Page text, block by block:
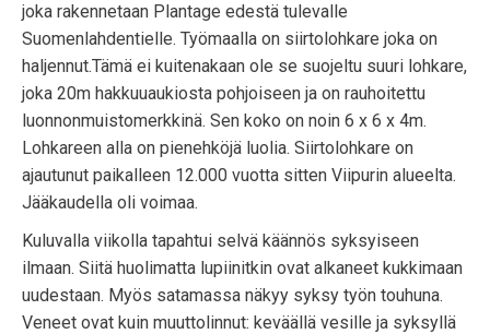
joka rakennetaan Plantage edestä tulevalle
Suomenlahdentielle. Työmaalla on siirtolohkare joka on
haljennut.Tämä ei kuitenakaan ole se suojeltu suuri lohkare,
joka 20m hakkuuaukiosta pohjoiseen ja on rauhoitettu
luonnonmuistomerkkinä. Sen koko on noin 6 x 6 x 4m.
Lohkareen alla on pienehköjä luolia. Siirtolohkare on
ajautunut paikalleen 12.000 vuotta sitten Viipurin alueelta.
Jääkaudella oli voimaa.
Kuluvalla viikolla tapahtui selvä käännös syksyiseen
ilmaan. Siitä huolimatta lupiinitkin ovat alkaneet kukkimaan
uudestaan. Myös satamassa näkyy syksy työn touhuna.
Veneet ovat kuin muuttolinnut: keväällä vesille ja syksyllä